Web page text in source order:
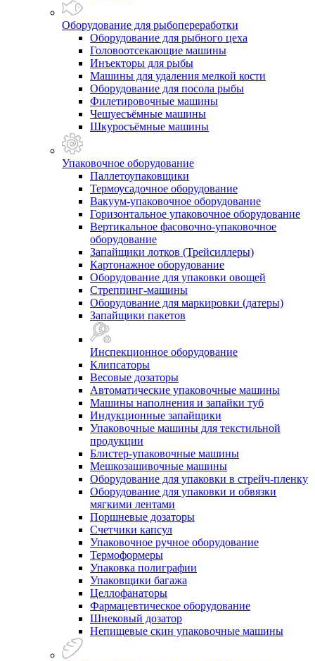
Оборудование для рыбопереработки
Оборудование для рыбного цеха
Головоотсекающие машины
Инъекторы для рыбы
Машины для удаления мелкой кости
Оборудование для посола рыбы
Филетировочные машины
Чешуесъёмные машины
Шкуросъёмные машины
Упаковочное оборудование
Паллетоупаковщики
Термоусадочное оборудование
Вакуум-упаковочное оборудование
Горизонтальное упаковочное оборудование
Вертикальное фасовочно-упаковочное
оборудование
Запайщики лотков (Трейсиллеры)
Картонажное оборудование
Оборудование для упаковки овощей
Стреппинг-машины
Оборудование для маркировки (датеры)
Запайщики пакетов
Инспекционное оборудование
Клипсаторы
Весовые дозаторы
Автоматические упаковочные машины
Машины наполнения и запайки туб
Индукционные запайщики
Упаковочные машины для текстильной
продукции
Блистер-упаковочные машины
Мешкозашивочные машины
Оборудование для упаковки в стрейч-пленку
Оборудование для упаковки и обвязки
мягкими лентами
Поршневые дозаторы
Счетчики капсул
Упаковочное ручное оборудование
Термоформеры
Упаковка полиграфии
Упаковщики багажа
Целлофанаторы
Фармацевтическое оборудование
Шнековый дозатор
Непищевые скин упаковочные машины